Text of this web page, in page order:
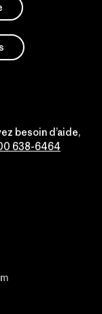
besoin d’aide,
638-6464